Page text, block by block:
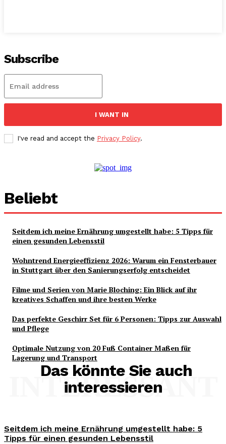
Subscribe
I WANT IN
I've read and accept the Privacy Policy.
Beliebt
Seitdem ich meine Ernährung umgestellt habe: 5 Tipps für
einen gesunden Lebensstil
Wohntrend Energieeffizienz 2026: Warum ein Fensterbauer
in Stuttgart über den Sanierungserfolg entscheidet
Filme und Serien von Marie Bloching: Ein Blick auf ihr
kreatives Schaffen und ihre besten Werke
Das perfekte Geschirr Set für 6 Personen: Tipps zur Auswahl
und Pflege
Optimale Nutzung von 20 Fuß Container Maßen für
Lagerung und Transport
Das könnte Sie auch
interessieren
INTERESSANT
Seitdem ich meine Ernährung umgestellt habe: 5
Tipps für einen gesunden Lebensstil